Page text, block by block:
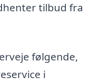
tilbud fra
følgende,
i